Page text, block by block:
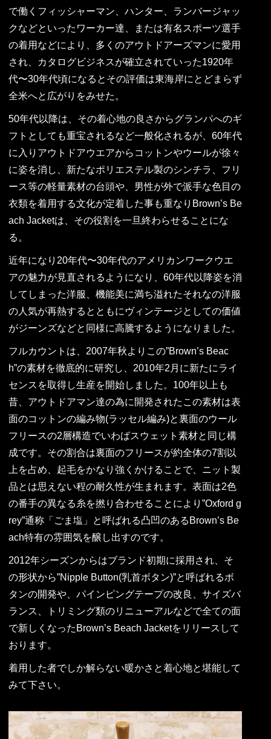
で働くフィッシャーマン、ハンター、ランバージャッ
クなどといったワーカー達、または有名スポーツ選手
の着用などにより、多くのアウトドアーズマンに愛用
され、カタログビジネスが確立されていった1920年
代〜30年代頃になるとその評価は東海岸にとどまらず
全米へと広がりをみせた。
50年代以降は、その着心地の良さからグランパへのギ
フトとしても重宝されるなど一般化されるが、60年代
に入りアウトドアウエアからコットンやウールが徐々
に姿を消し、新たなポリエステル製のシンチラ、フリ
ース等の軽量素材の台頭や、男性が外で派手な色目の
衣類を着用する文化が定着した事も重なりBrown’s Be
ach Jacketは、その役割を一旦終わらせることにな
る。
近年になり20年代〜30年代のアメリカンワークウエ
アの魅力が見直されるようになり、60年代以降姿を消
してしまった洋服、機能美に満ち溢れたそれなの洋服
の人気が再熱するとともにヴィンテージとしての価値
がジーンズなどと同様に高騰するようになりました。
フルカウントは、2007年秋よりこの”Brown’s Beac
h”の素材を徹底的に研究し、2010年2月に新たにライ
センスを取得し生産を開始しました。100年以上も
昔、アウトドアマン達の為に開発されたこの素材は表
面のコットンの編み物(ラッセル編み)と裏面のウール
フリースの2層構造でいわばスウェット素材と同じ構
成です。その割合は裏面のフリースが約全体の7割以
上を占め、起毛をかなり強くかけることで、ニット製
品とは思えない程の耐久性が生まれます。表面は2色
の番手の異なる糸を撚り合わせることにより”Oxford g
rey”通称「ごま塩」と呼ばれる凸凹のあるBrown’s Be
ach特有の雰囲気を醸し出すのです。
2012年シーズンからはブランド初期に採用され、そ
の形状から”Nipple Button(乳首ボタン)”と呼ばれるボ
タンの開発や、パインピングテープの改良、サイズバ
ランス、トリミング類のリニューアルなどで全ての面
で新しくなったBrown’s Beach Jacketをリリースして
おります。
着用した者でしか解らない暖かさと着心地と堪能して
みて下さい。